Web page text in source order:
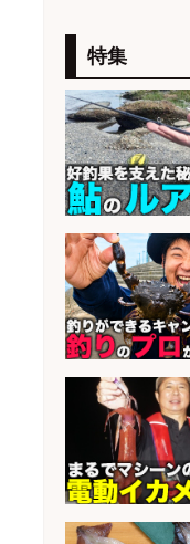
福岡「現場
業10時間/
会社名 広松
フィッシン
計」
会社名 メガ
EC事業責
SaaS企業
市場上場
会社名 株式
特集